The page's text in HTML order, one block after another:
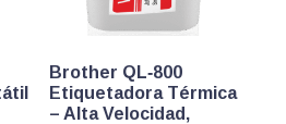
Brother QL‑800
Etiquetadora Térmica
– Alta Velocidad,